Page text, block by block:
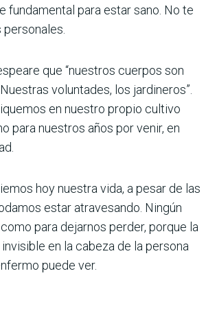
fundamental para estar sano. No te
que “nuestros cuerpos son
voluntades, los jardineros”.
en nuestro propio cultivo
para nuestros años por venir, en
hoy nuestra vida, a pesar de las
estar atravesando. Ningún
para dejarnos perder, porque la
en la cabeza de la persona
puede ver.